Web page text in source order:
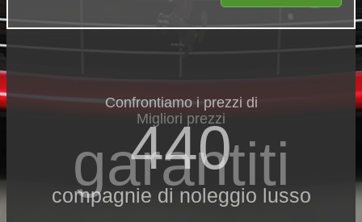
Confrontiamo i prezzi di
440
compagnie di noleggio lusso
Migliori prezzi
garantiti